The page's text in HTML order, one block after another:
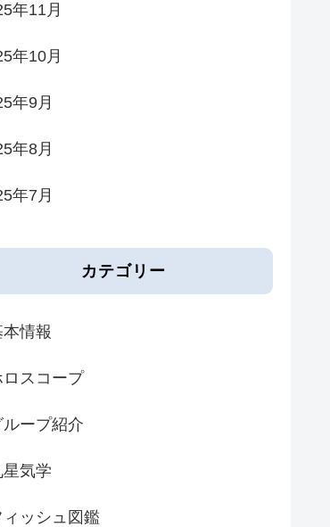
年11月
年10月
年9月
年8月
年7月
カテゴリー
本情報
ロスコープ
ループ紹介
星気学
ィッシュ図鑑